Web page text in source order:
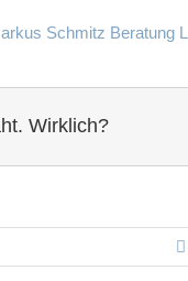
Wirklich?